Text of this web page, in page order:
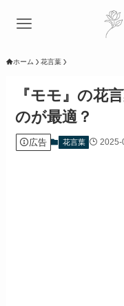
ホーム 花言葉
『モモ』の花
のが最適？
広告 花言葉 2025-